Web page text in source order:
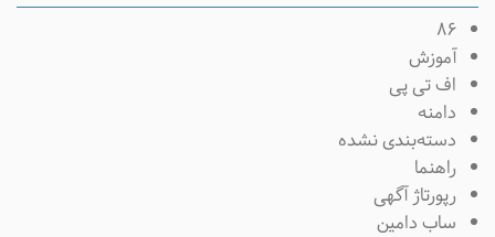
۸۶
آموزش
اف تی پی
دامنه
دسته‌بندی نشده
راهنما
رپورتاژ آگهی
ساب دامین